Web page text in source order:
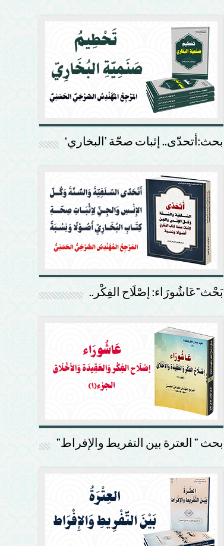
بحث:أتحدّى.. إثبات صحّة ’البخاري‘
بَحْث”عَاشُورَاء: إصْلَاح الفِكْر..
بحث ” العترة بين التفريط والإفراط”